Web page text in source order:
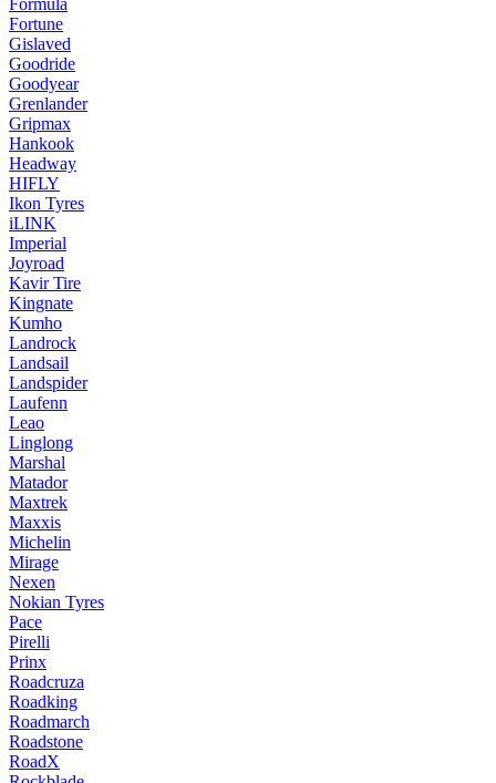
Formula
Fortune
Gislaved
Goodride
Goodyear
Grenlander
Gripmax
Hankook
Headway
HIFLY
Ikon Tyres
iLINK
Imperial
Joyroad
Kavir Tire
Kingnate
Kumho
Landrock
Landsail
Landspider
Laufenn
Leao
Linglong
Marshal
Matador
Maxtrek
Maxxis
Michelin
Mirage
Nexen
Nokian Tyres
Pace
Pirelli
Prinx
Roadcruza
Roadking
Roadmarch
Roadstone
RoadX